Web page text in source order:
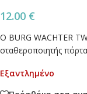
12.00 €
Ο BURG WACHTER
σταθεροποιητής
Εξαντλημένο